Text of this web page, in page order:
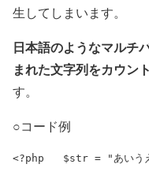
生してしまいます。
日本語のようなマルチ
まれた文字列をカウン
す。
○コード例